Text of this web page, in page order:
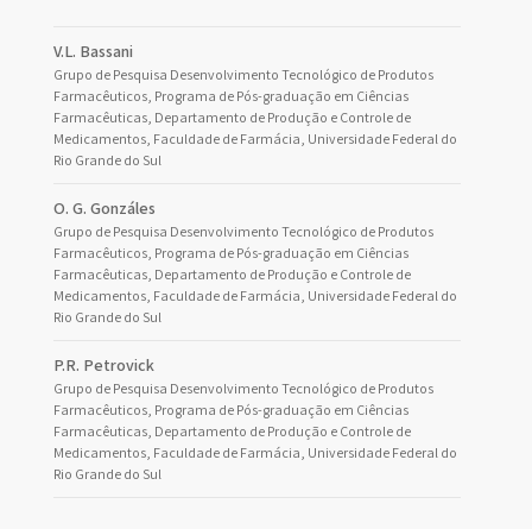
V.L. Bassani
Grupo de Pesquisa Desenvolvimento Tecnológico de Produtos
Farmacêuticos, Programa de Pós-graduação em Ciências
Farmacêuticas, Departamento de Produção e Controle de
Medicamentos, Faculdade de Farmácia, Universidade Federal do
Rio Grande do Sul
O. G. Gonzáles
Grupo de Pesquisa Desenvolvimento Tecnológico de Produtos
Farmacêuticos, Programa de Pós-graduação em Ciências
Farmacêuticas, Departamento de Produção e Controle de
Medicamentos, Faculdade de Farmácia, Universidade Federal do
Rio Grande do Sul
P.R. Petrovick
Grupo de Pesquisa Desenvolvimento Tecnológico de Produtos
Farmacêuticos, Programa de Pós-graduação em Ciências
Farmacêuticas, Departamento de Produção e Controle de
Medicamentos, Faculdade de Farmácia, Universidade Federal do
Rio Grande do Sul